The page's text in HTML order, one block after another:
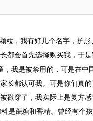
粒，我有好几个名字，护
都会首先选择购买我，于
，我是被禁用的，可是在
长都认可我。可是你们真
戳穿了，我实际上是复方
是蔗糖和香精。曾经有个